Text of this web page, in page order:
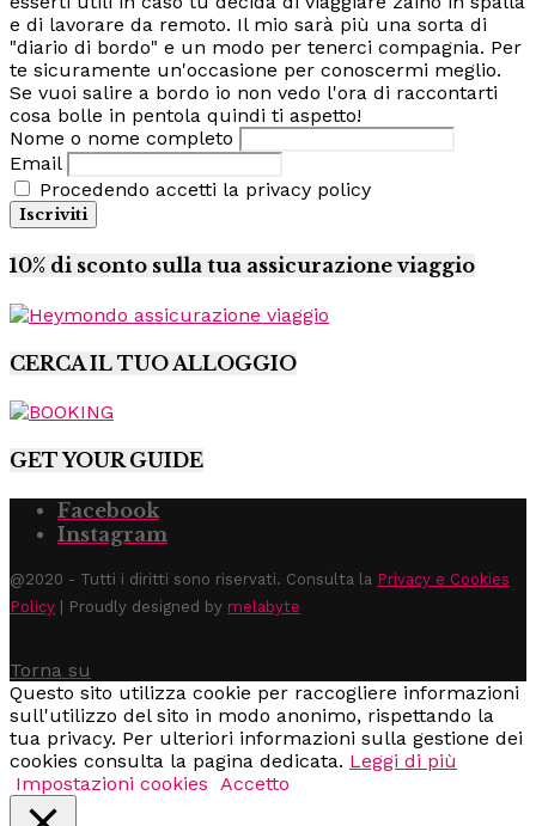
e di lavorare da remoto. Il mio sarà più una sorta di
"diario di bordo" e un modo per tenerci compagnia. Per
te sicuramente un'occasione per conoscermi meglio.
Se vuoi salire a bordo io non vedo l'ora di raccontarti
cosa bolle in pentola quindi ti aspetto!
Nome o nome completo
Email
Procedendo accetti la privacy policy
10% di sconto sulla tua assicurazione viaggio
CERCA IL TUO ALLOGGIO
GET YOUR GUIDE
Facebook
Instagram
@2020 - Tutti i diritti sono riservati. Consulta la Privacy e Cookies
Policy | Proudly designed by melabyte
Torna su
Questo sito utilizza cookie per raccogliere informazioni
sull'utilizzo del sito in modo anonimo, rispettando la
tua privacy. Per ulteriori informazioni sulla gestione dei
cookies consulta la pagina dedicata. Leggi di più
Impostazioni cookies
Accetto